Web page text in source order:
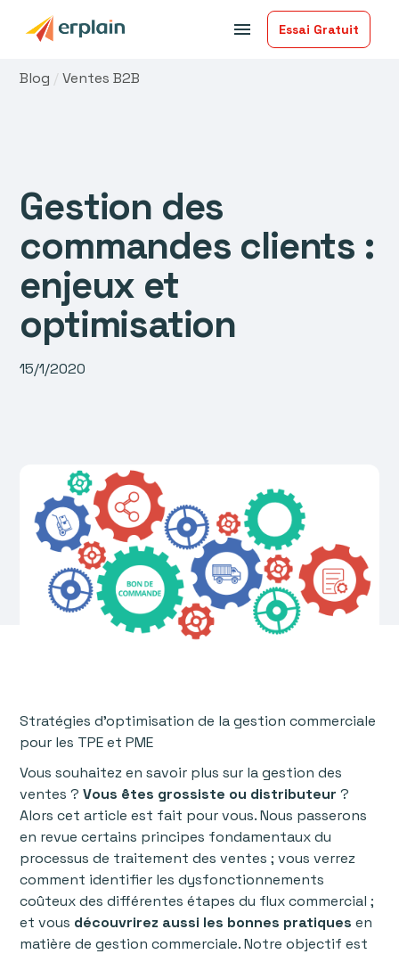
menu Essai Gratuit
Blog /Ventes B2B
Gestion des
commandes clients :
enjeux et
optimisation
15/1/2020
Stratégies d’optimisation de la gestion commerciale
pour les TPE et PME
‍Vous souhaitez en savoir plus sur la gestion des
ventes ?Vous êtes grossiste ou distributeur ?
Alors cet article est fait pour vous. Nous passerons
en revue certains principes fondamentaux du
processus de traitement des ventes ; vous verrez
comment identifier les dysfonctionnements
coûteux des différentes étapes du flux commercial ;
et vous découvrirez aussi les bonnes pratiques en
matière de gestion commerciale. Notre objectif est